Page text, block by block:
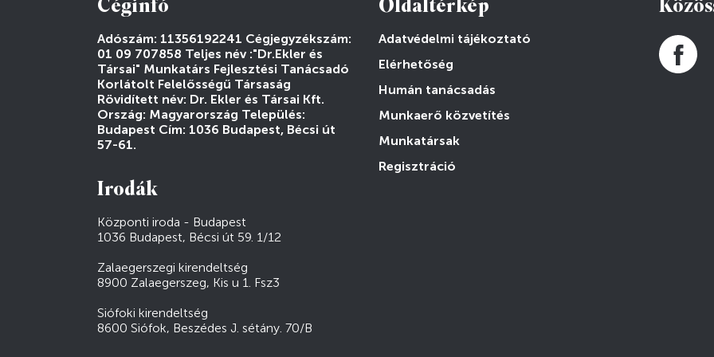
Céginfó
Adószám: 11356192241 Cégjegyzékszám:
01 09 707858 Teljes név :"Dr.Ekler és
Társai" Munkatárs Fejlesztési Tanácsadó
Korlátolt Felelősségű Társaság
Rövidített név: Dr. Ekler és Társai Kft.
Ország: Magyarország Település:
Budapest Cím: 1036 Budapest, Bécsi út
57-61.
Irodák
Központi iroda - Budapest
1036 Budapest, Bécsi út 59. 1/12
Zalaegerszegi kirendeltség
8900 Zalaegerszeg, Kis u 1. Fsz3
Siófoki kirendeltség
8600 Siófok, Beszédes J. sétány. 70/B
Oldaltérkép
Adatvédelmi tájékoztató
Elérhetőség
Humán tanácsadás
Munkaerő közvetítés
Munkatársak
Regisztráció